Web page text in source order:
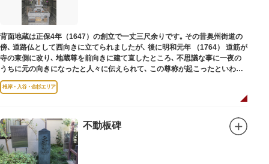
背面地蔵は正保4年（1647）の創立で一丈三尺余りです｡ その昔奥州街道の
傍､ 道路仏として西向きに立てられましたが､ 後に明和元年 （1764） 道筋が
寺の東側に改り､ 地蔵尊を前向きに建て直したところ､ 不思議な事に一夜の
うちに元の向きになったと人々に伝えられて､ この尊称が起こったといわれ
ています｡薬王寺（やくおうじ）にあります。
根岸・入谷・金杉エリア
不動板碑